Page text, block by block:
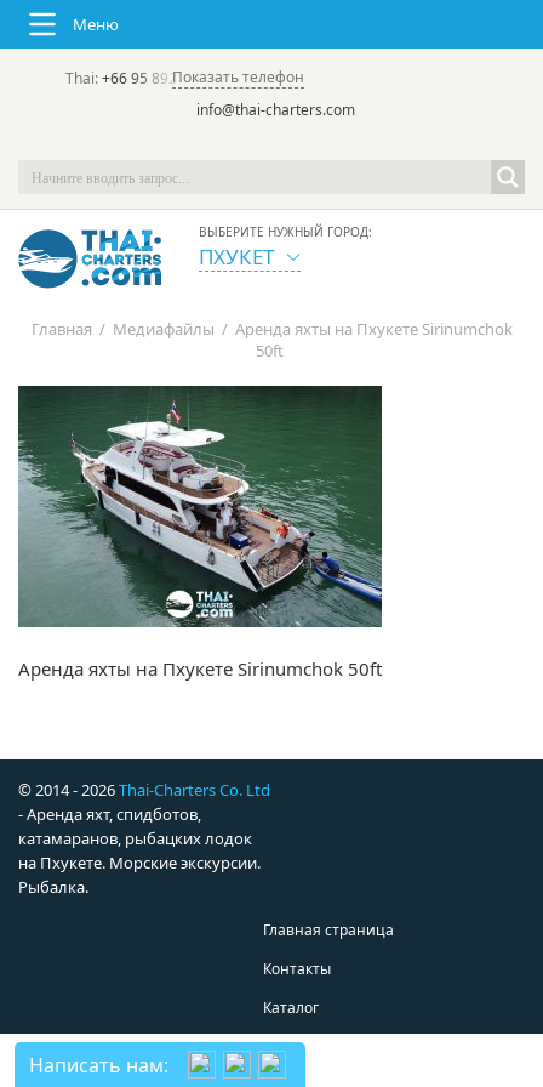
Меню
Thai:+66 95 892 7646(rus/eng) | в России:
Показать телефон
info@thai-charters.com
ВЫБЕРИТЕ НУЖНЫЙ ГОРОД:
ПХУКЕТ
Главная / Медиафайлы / Аренда яхты на Пхукете Sirinumchok
50ft
Аренда яхты на Пхукете Sirinumchok 50ft
© 2014 - 2026Thai-Charters Co. Ltd
- Аренда яхт, спидботов,
катамаранов, рыбацких лодок
на Пхукете. Морские экскурсии.
Рыбалка.
Главная страница
Контакты
Каталог
Написать нам: